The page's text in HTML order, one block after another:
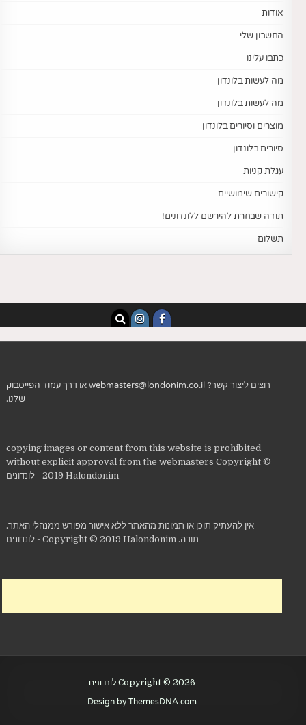
אודות
החשבון שלי
כתבו עלינו
מה לעשות בלונדון
מה לעשות בלונדון
מוצרים וסיורים בלונדון
סיורים בלונדון
עגלת קניות
קישורים שימושיים
תודה שבחרת להירשם ללונדונים!
תשלום
רוצים ליצור קשר?webmasters@londonim.co.il או דרךעמוד הפייסבוק
שלנו.
copying images or content from this website is prohibited
without explicit approval from the webmasters Copyright ©
2019 Halondonim - לונדונים
אין להעתיק תוכן או תמונות מהאתר ללא אישור מפורש ממנהלי האתר.
תודה. Copyright © 2019 Halondonim - לונדונים
Copyright © 2026 לונדונים
Design by ThemesDNA.com